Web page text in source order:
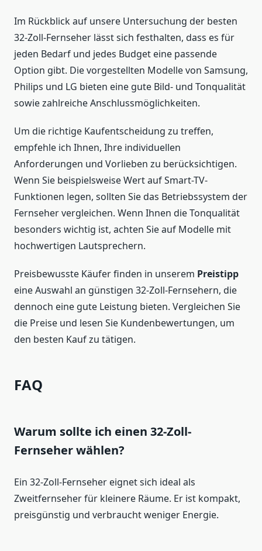
Im Rückblick auf unsere Untersuchung der besten
32-Zoll-Fernseher lässt sich festhalten, dass es für
jeden Bedarf und jedes Budget eine passende
Option gibt. Die vorgestellten Modelle von Samsung,
Philips und LG bieten eine gute Bild- und Tonqualität
sowie zahlreiche Anschlussmöglichkeiten.
Um die richtige Kaufentscheidung zu treffen,
empfehle ich Ihnen, Ihre individuellen
Anforderungen und Vorlieben zu berücksichtigen.
Wenn Sie beispielsweise Wert auf Smart-TV-
Funktionen legen, sollten Sie das Betriebssystem der
Fernseher vergleichen. Wenn Ihnen die Tonqualität
besonders wichtig ist, achten Sie auf Modelle mit
hochwertigen Lautsprechern.
Preisbewusste Käufer finden in unserem Preistipp
eine Auswahl an günstigen 32-Zoll-Fernsehern, die
dennoch eine gute Leistung bieten. Vergleichen Sie
die Preise und lesen Sie Kundenbewertungen, um
den besten Kauf zu tätigen.
FAQ
Warum sollte ich einen 32-Zoll-
Fernseher wählen?
Ein 32-Zoll-Fernseher eignet sich ideal als
Zweitfernseher für kleinere Räume. Er ist kompakt,
preisgünstig und verbraucht weniger Energie.